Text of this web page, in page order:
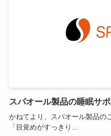
スパオール製品の睡眠サ
かねてより、スパオール製品の
「目覚めがすっきり...